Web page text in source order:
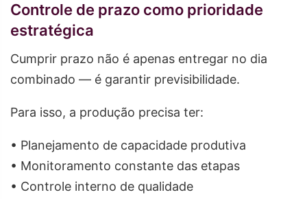
Controle de prazo como prioridade
estratégica
Cumprir prazo não é apenas entregar no dia
combinado — é garantir previsibilidade.
Para isso, a produção precisa ter:
• Planejamento de capacidade produtiva
• Monitoramento constante das etapas
• Controle interno de qualidade